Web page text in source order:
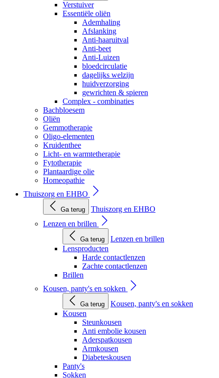
Verstuiver
Essentiële oliën
Ademhaling
Afslanking
Anti-haaruitval
Anti-beet
Anti-Luizen
bloedcirculatie
dagelijks welzijn
huidverzorging
gewrichten & spieren
Complex - combinaties
Bachbloesem
Oliën
Gemmotherapie
Oligo-elementen
Kruidenthee
Licht- en warmtetherapie
Fytotherapie
Plantaardige olie
Homeopathie
Thuiszorg en EHBO
Ga terug
Thuiszorg en EHBO
Lenzen en brillen
Ga terug
Lenzen en brillen
Lensproducten
Harde contactlenzen
Zachte contactlenzen
Brillen
Kousen, panty's en sokken
Ga terug
Kousen, panty's en sokken
Kousen
Steunkousen
Anti embolie kousen
Aderspatkousen
Armkousen
Diabeteskousen
Panty's
Sokken